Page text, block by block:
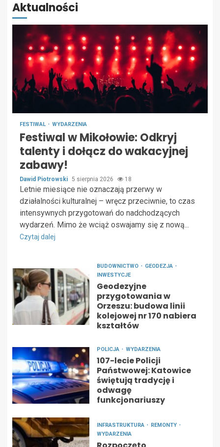
Aktualności
FESTIWAL WYDARZENIA
Festiwal w Mikołowie: Odkryj
talenty i dołącz do wakacyjnej
zabawy!
Dawid Piotrowski 5 sierpnia 2026 18
Letnie miesiące nie oznaczają przerwy w
działalności kulturalnej – wręcz przeciwnie, to czas
intensywnych przygotowań do nadchodzących
wydarzeń. Mimo że wciąż oswajamy się z nową...
Czytaj dalej
BUDOWNICTWO
GEODEZJA
INWESTYCJE
Geodezyjne
przygotowania w
Orzeszu: budowa linii
kolejowej nr 170 nabiera
kształtów
POLICJA WYDARZENIA
107-lecie Policji
Państwowej: Katowice
świętują tradycję i
odwagę
funkcjonariuszy
INFRASTRUKTURA
REMONTY
WYDARZENIA